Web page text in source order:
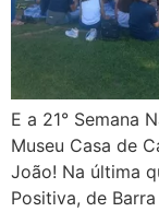
E a 21° Semana
Museu Casa de
João! Na última
Positiva, de